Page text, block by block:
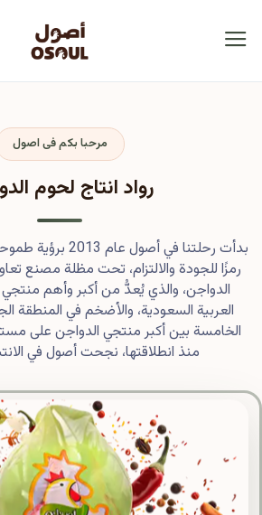
مرحبا بكم فى اصول
رواد انتاج لحوم
بدأت رحلتنا في
رمزًا للجودة والالتزام، تحت مظلة مصنع
الدواجن، والذي يُعدُّ من أكبر وأهم
العربية السعودية، والأضخم في المنطقة
الخامسة بين أكبر منتجي الدواجن على
منذ انطلاقتها، نجحت أصول في